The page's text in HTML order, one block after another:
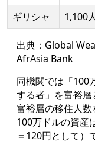
ギリシャ 1,100
出典： Global
AfrAsia Bank
同機関では「100
する者」を富裕
富裕層の移住人数
100万ドルの資産
＝120円として）